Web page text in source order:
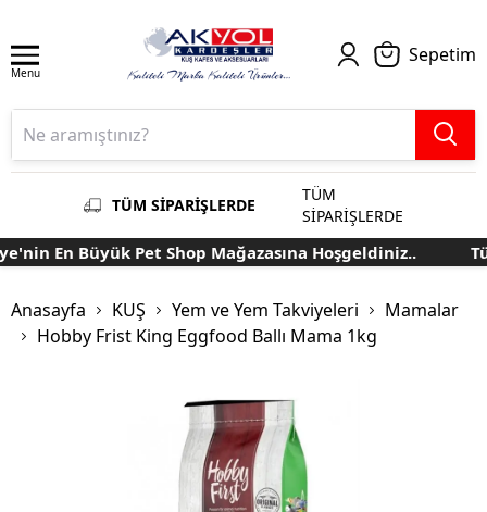
Menu
Sepetim
TÜM SİPARİŞLERDE
TÜM
SİPARİŞLERDE
En Büyük Pet Shop Mağazasına Hoşgeldiniz..
Anasayfa KUŞ Yem ve Yem Takviyeleri
Mamalar
Hobby Frist King Eggfood Ballı Mama 1kg